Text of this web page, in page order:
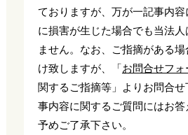
ておりますが、万が一記事内
に損害が生じた場合でも当法
ません。なお、ご指摘がある
け致しますが、「お問合せフォ
関するご指摘等」よりお問合
事内容に関するご質問にはお
予めご了承下さい。